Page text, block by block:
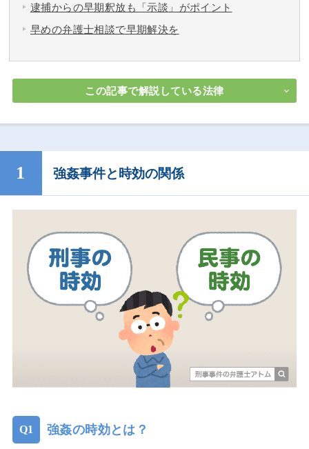
逮捕からの早期釈放も「示談」がポイント
早めの弁護士相談で早期解決を
この記事で解説している法律
強姦事件と時効の関係
強姦の時効とは？